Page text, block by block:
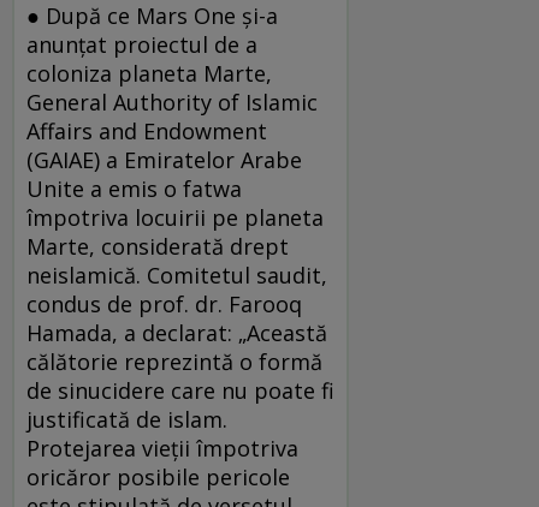
● După ce Mars One şi-a
anunţat proiectul de a
coloniza planeta Marte,
General Authority of Islamic
Affairs and Endowment
(GAIAE) a Emiratelor Arabe
Unite a emis o fatwa
împotriva locuirii pe planeta
Marte, considerată drept
neislamică. Comitetul saudit,
condus de prof. dr. Farooq
Hamada, a declarat: „Această
călătorie reprezintă o formă
de sinucidere care nu poate fi
justificată de islam.
Protejarea vieții împotriva
oricăror posibile pericole